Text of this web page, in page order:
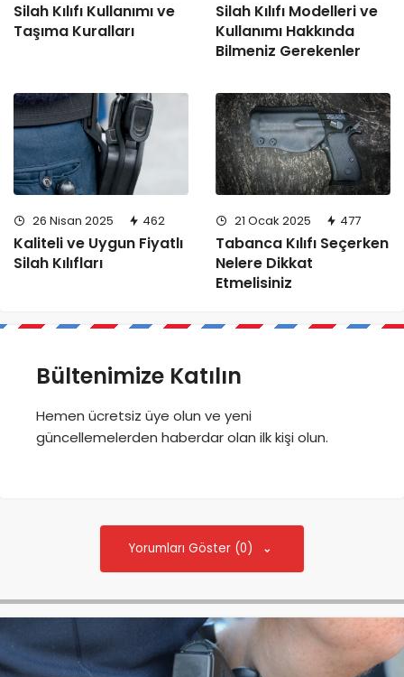
Silah Kılıfı Kullanımı ve
Taşıma Kuralları
Silah Kılıfı Modelleri ve
Kullanımı Hakkında
Bilmeniz Gerekenler
26 Nisan 2025 462
Kaliteli ve Uygun Fiyatlı
Silah Kılıfları
21 Ocak 2025 477
Tabanca Kılıfı Seçerken
Nelere Dikkat
Etmelisiniz
Bültenimize Katılın
Hemen ücretsiz üye olun ve yeni
güncellemelerden haberdar olan ilk kişi olun.
Yorumları Göster (0)